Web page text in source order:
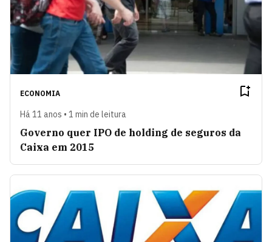
ECONOMIA
Há 11 anos • 1 min de leitura
Governo quer IPO de holding de seguros da
Caixa em 2015